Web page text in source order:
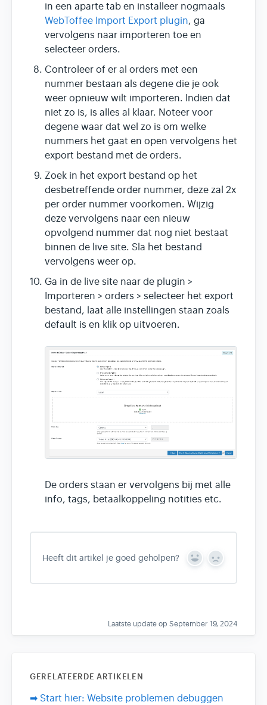
in een aparte tab en installeer nogmaals
WebToffee Import Export plugin, ga
vervolgens naar importeren toe en
selecteer orders.
Controleer of er al orders met een
nummer bestaan als degene die je ook
weer opnieuw wilt importeren. Indien dat
niet zo is, is alles al klaar. Noteer voor
degene waar dat wel zo is om welke
nummers het gaat en open vervolgens het
export bestand met de orders.
Zoek in het export bestand op het
desbetreffende order nummer, deze zal 2x
per order nummer voorkomen. Wijzig
deze vervolgens naar een nieuw
opvolgend nummer dat nog niet bestaat
binnen de live site. Sla het bestand
vervolgens weer op.
Ga in de live site naar de plugin >
Importeren > orders > selecteer het export
bestand, laat alle instellingen staan zoals
default is en klik op uitvoeren.
De orders staan er vervolgens bij met alle
info, tags, betaalkoppeling notities etc.
Heeft dit artikel je goed geholpen?
Y
s
N
Laatste update op September 19, 2024
GERELATEERDE ARTIKELEN
➡ Start hier: Website problemen debuggen